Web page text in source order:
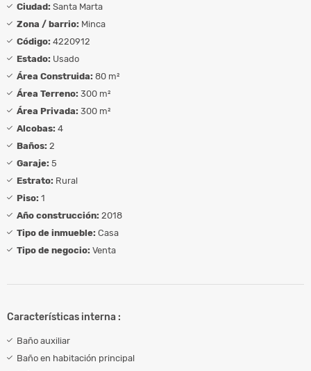
Ciudad: Santa Marta
Zona / barrio: Minca
Código: 4220912
Estado: Usado
Área Construida: 80 m²
Área Terreno: 300 m²
Área Privada: 300 m²
Alcobas: 4
Baños: 2
Garaje: 5
Estrato: Rural
Piso: 1
Año construcción: 2018
Tipo de inmueble: Casa
Tipo de negocio: Venta
Características interna :
Baño auxiliar
Baño en habitación principal